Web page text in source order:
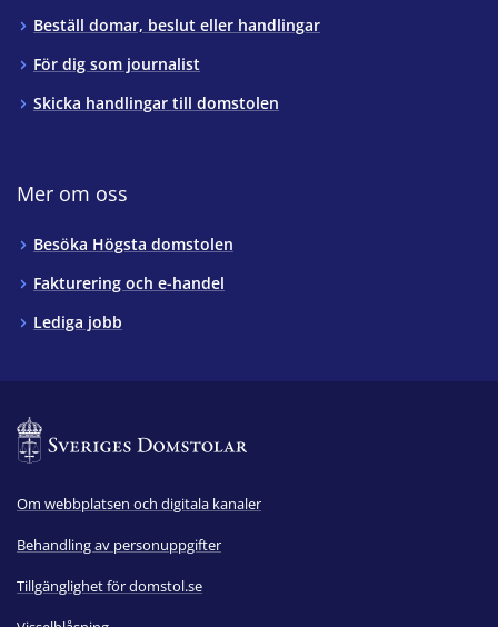
Beställ domar, beslut eller handlingar
För dig som journalist
Skicka handlingar till domstolen
Mer om oss
Besöka Högsta domstolen
Fakturering och e-handel
Lediga jobb
Om webbplatsen och digitala kanaler
Behandling av personuppgifter
Tillgänglighet för domstol.se